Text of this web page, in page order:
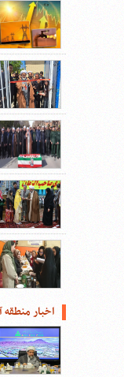
اخبار منطقه